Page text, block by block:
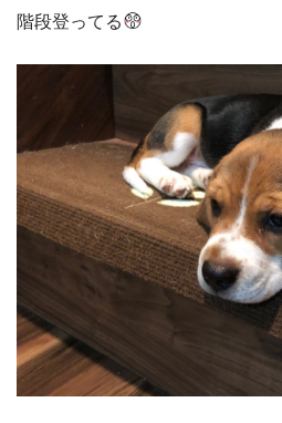
階段登ってる